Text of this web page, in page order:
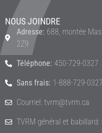
NOUS JOINDRE
Adresse: 688, montée
2Z9
Téléphone: 450-729-0327
Sans frais: 1-888-729-0327
Courriel: tvrm@tvrm.ca
TVRM général et